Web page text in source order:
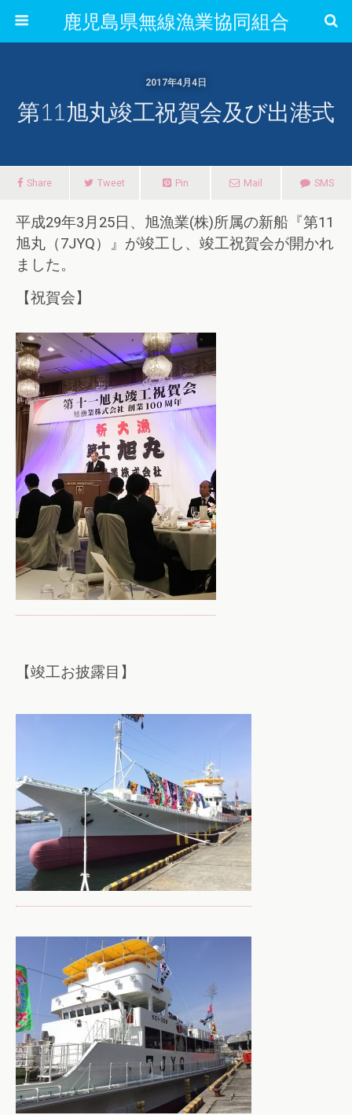
鹿児島県無線漁業協同組合
2017年4月4日
第11旭丸竣工祝賀会及び出港式
Share Tweet Pin Mail SMS
平成29年3月25日、旭漁業(株)所属の新船『第11
旭丸（7JYQ）』が竣工し、 竣工祝賀会が開かれ
ました。
【祝賀会】
【竣工お披露目】